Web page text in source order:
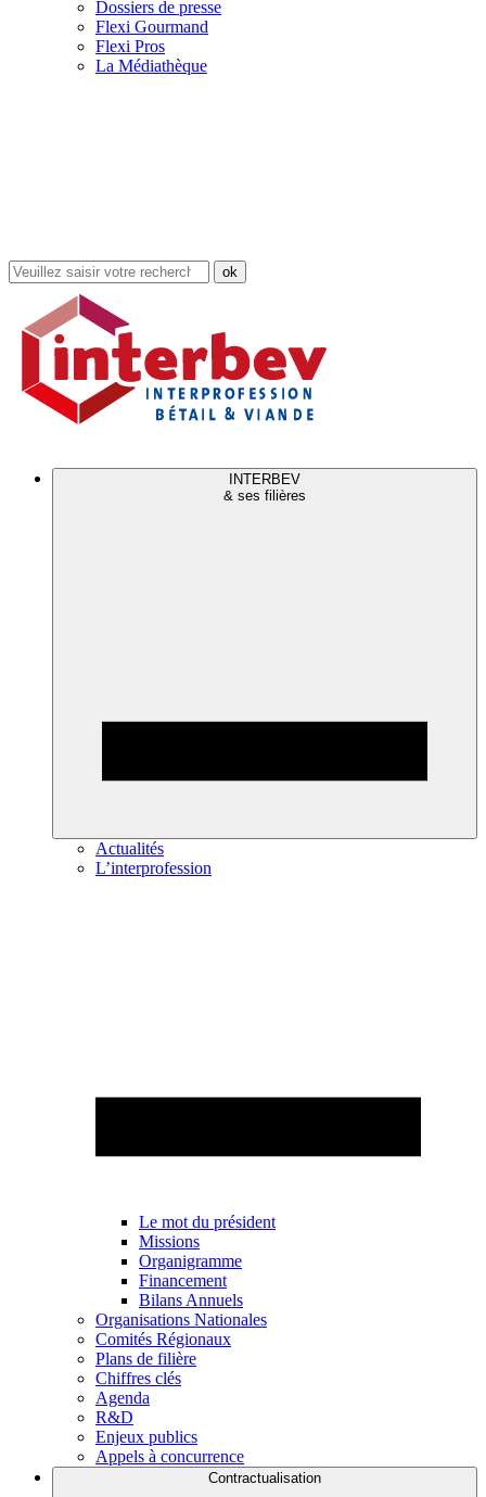
Dossiers de presse
Flexi Gourmand
Flexi Pros
La Médiathèque
Rechercher
dans
site
INTERBEV
& ses filières
Actualités
L’interprofession
Le mot du président
Missions
Organigramme
Financement
Bilans Annuels
Organisations Nationales
Comités Régionaux
Plans de filière
Chiffres clés
Agenda
R&D
Enjeux publics
Appels à concurrence
Contractualisation